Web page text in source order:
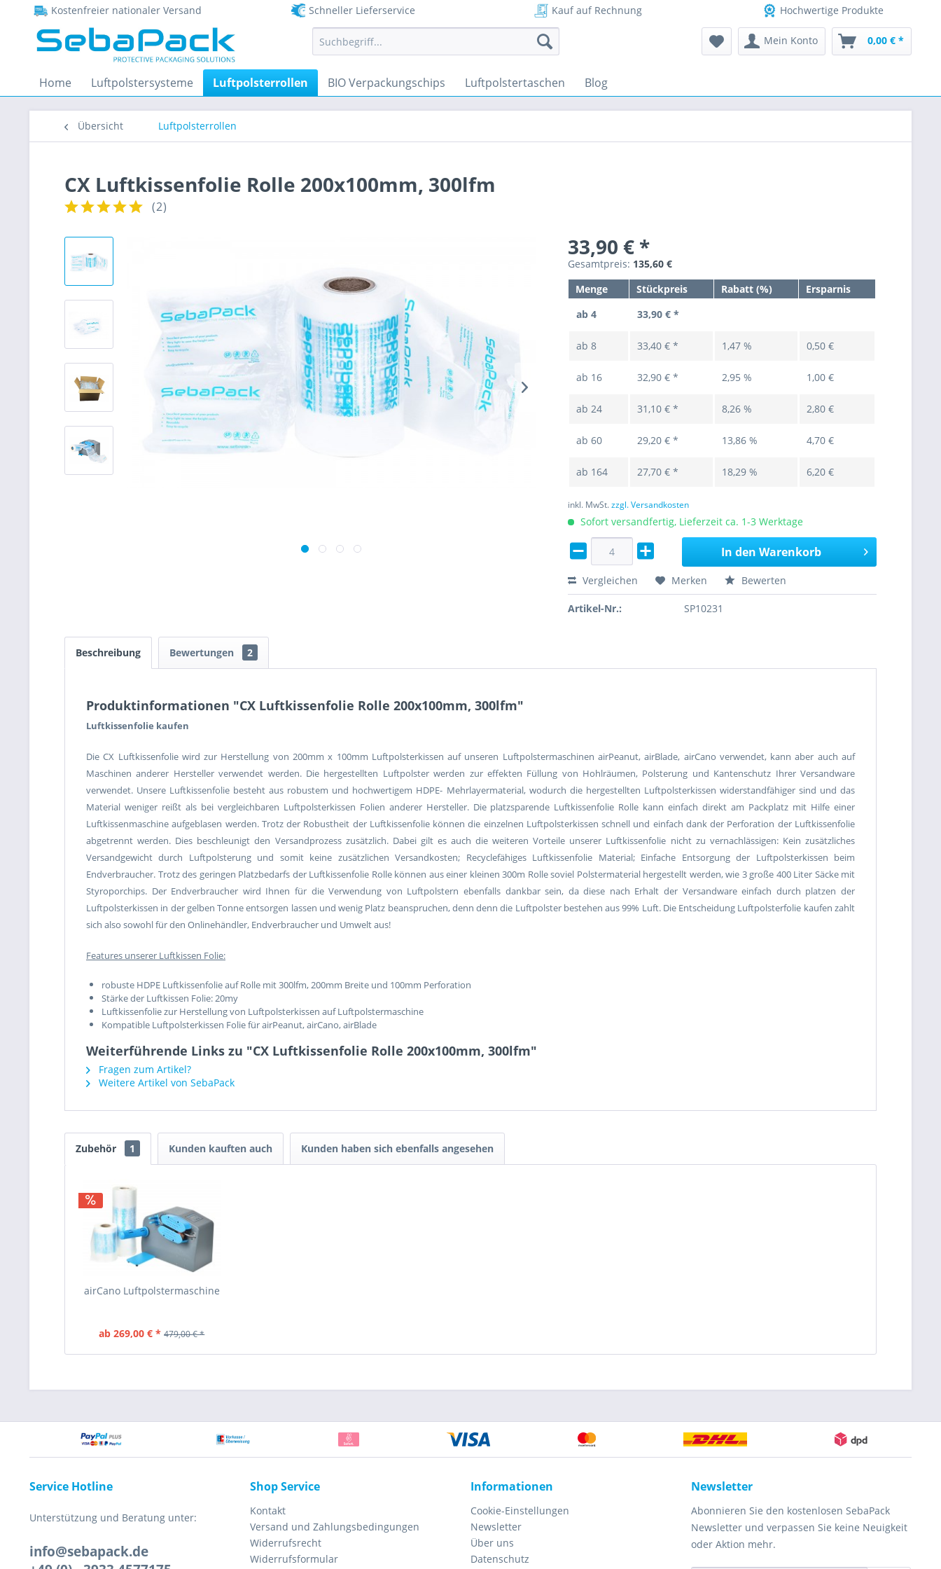
Kostenfreier nationaler Versand Schneller Lieferservice Kauf auf Rechnung Hochwertige Produkte
Mein Konto 0,00 € *
Home Luftpolstersysteme Luftpolsterrollen BIO Verpackungschips Luftpolstertaschen Blog
Übersicht Luftpolsterrollen
CX Luftkissenfolie Rolle 200x100mm, 300lfm
(2)
33,90 € *
Gesamtpreis: 135,60 €
Menge
Stückpreis Rabatt (%)
Ersparnis
ab4 33,90 € *
ab8 33,40 € * 1,47 % 0,50 €
ab 16 32,90 € * 2,95 % 1,00 €
ab24 31,10 € * 8,26 % 2,80 €
ab60 29,20 € * 13,86 % 4,70 €
ab 164 27,70 € * 18,29 % 6,20 €
inkl. MwSt.zzgl. Versandkosten
Sofort versandfertig, Lieferzeit ca. 1-3 Werktage
In den Warenkorb
Vergleichen Merken Bewerten
Artikel-Nr.: SP10231
Beschreibung Bewertungen 2
Produktinformationen "CX Luftkissenfolie Rolle 200x100mm, 300lfm"
Luftkissenfolie kaufen
Die CX Luftkissenfolie wird zur Herstellung von 200mm x 100mm Luftpolsterkissen auf unseren Luftpolstermaschinen airPeanut, airBlade, airCano verwendet, kann aber auch auf
Maschinen anderer Hersteller verwendet werden. Die hergestellten Luftpolster werden zur effekten Füllung von Hohlräumen, Polsterung und Kantenschutz Ihrer Versandware
verwendet. Unsere Luftkissenfolie besteht aus robustem und hochwertigem HDPE- Mehrlayermaterial, wodurch die hergestellten Luftpolsterkissen widerstandfähiger sind und das
Material weniger reißt als bei vergleichbaren Luftpolsterkissen Folien anderer Hersteller. Die platzsparende Luftkissenfolie Rolle kann einfach direkt am Packplatz mit Hilfe einer
Luftkissenmaschine aufgeblasen werden. Trotz der Robustheit der Luftkissenfolie können die einzelnen Luftpolsterkissen schnell und einfach dank der Perforation der Luftkissenfolie
abgetrennt werden. Dies beschleunigt den Versandprozess zusätzlich. Dabei gilt es auch die weiteren Vorteile unserer Luftkissenfolie nicht zu vernachlässigen: Kein zusätzliches
Versandgewicht durch Luftpolsterung und somit keine zusätzlichen Versandkosten; Recyclefähiges Luftkissenfolie Material; Einfache Entsorgung der Luftpolsterkissen beim
Endverbraucher. Trotz des geringen Platzbedarfs der Luftkissenfolie Rolle können aus einer kleinen 300m Rolle soviel Polstermaterial hergestellt werden, wie 3 große 400 Liter Säcke mit
Styroporchips. Der Endverbraucher wird Ihnen für die Verwendung von Luftpolstern ebenfalls dankbar sein, da diese nach Erhalt der Versandware einfach durch platzen der
Luftpolsterkissen in der gelben Tonne entsorgen lassen und wenig Platz beanspruchen, denn denn die Luftpolster bestehen aus 99% Luft. Die Entscheidung Luftpolsterfolie kaufen zahlt
sich also sowohl für den Onlinehändler, Endverbraucher und Umwelt aus!
Features unserer Luftkissen Folie:
robuste HDPE Luftkissenfolie auf Rolle mit 300lfm, 200mm Breite und 100mm Perforation
Stärke der Luftkissen Folie: 20my
Luftkissenfolie zur Herstellung von Luftpolsterkissen auf Luftpolstermaschine
Kompatible Luftpolsterkissen Folie für airPeanut, airCano, airBlade
Weiterführende Links zu "CX Luftkissenfolie Rolle 200x100mm, 300lfm"
Fragen zum Artikel?
Weitere Artikel von SebaPack
Zubehör 1 Kunden kauften auch Kunden haben sich ebenfalls angesehen
airCano Luftpolstermaschine
ab 269,00 € * 479,00 € *
Service Hotline
Unterstützung und Beratung unter:
info@sebapack.de
Shop Service
Kontakt
Versand und Zahlungsbedingungen
Widerrufsrecht
Widerrufsformular
Informationen
Cookie-Einstellungen
Newsletter
Über uns
Datenschutz
Newsletter
Abonnieren Sie den kostenlosen SebaPack
Newsletter und verpassen Sie keine Neuigkeit
oder Aktion mehr.